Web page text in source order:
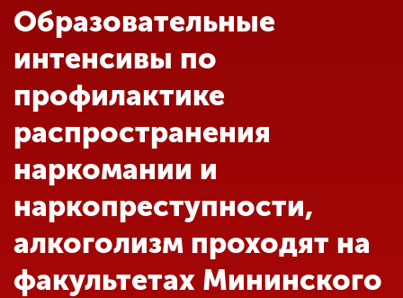
Абитуриенту
Обучение
Наука
Международная
деятельность
Образовательные
интенсивы по
профилактике
распространения
наркомании и
наркопреступности,
алкоголизм проходят на
факультетах Мининского